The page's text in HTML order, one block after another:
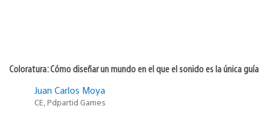
Coloratura: Cómo diseñar un mundo en el que el sonido es la única guía
Juan Carlos Moya
CE, Pdpartid Games